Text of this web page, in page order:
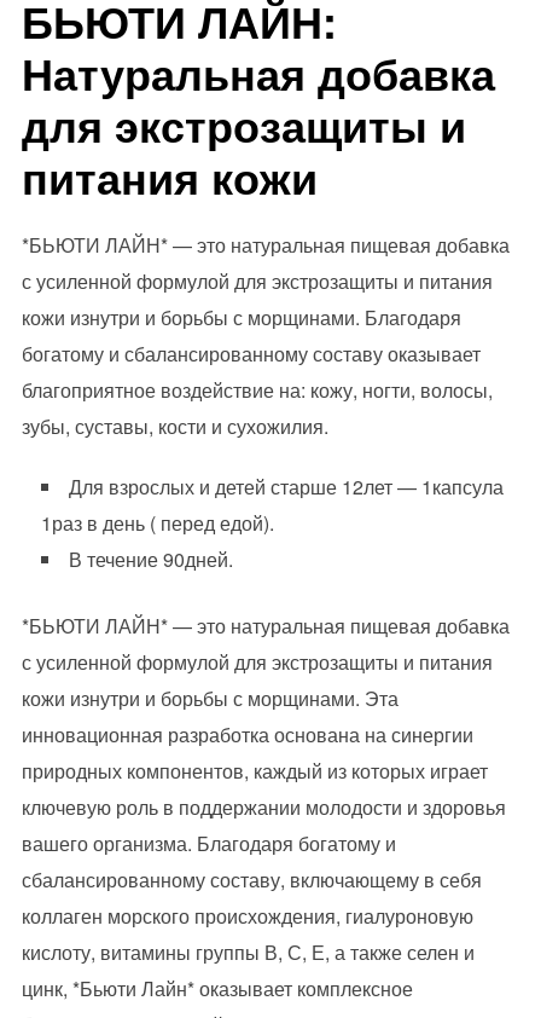
БЬЮТИ ЛАЙН:
Натуральная добавка
для экстрозащиты и
питания кожи
*БЬЮТИ ЛАЙН* — это натуральная пищевая добавка
с усиленной формулой для экстрозащиты и питания
кожи изнутри и борьбы с морщинами. Благодаря
богатому и сбалансированному составу оказывает
благоприятное воздействие на: кожу, ногти, волосы,
зубы, суставы, кости и сухожилия.
Для взрослых и детей старше 12лет — 1капсула
1раз в день ( перед едой).
В течение 90дней.
*БЬЮТИ ЛАЙН* — это натуральная пищевая добавка
с усиленной формулой для экстрозащиты и питания
кожи изнутри и борьбы с морщинами. Эта
инновационная разработка основана на синергии
природных компонентов, каждый из которых играет
ключевую роль в поддержании молодости и здоровья
вашего организма. Благодаря богатому и
сбалансированному составу, включающему в себя
коллаген морского происхождения, гиалуроновую
кислоту, витамины группы В, С, Е, а также селен и
цинк, *Бьюти Лайн* оказывает комплексное